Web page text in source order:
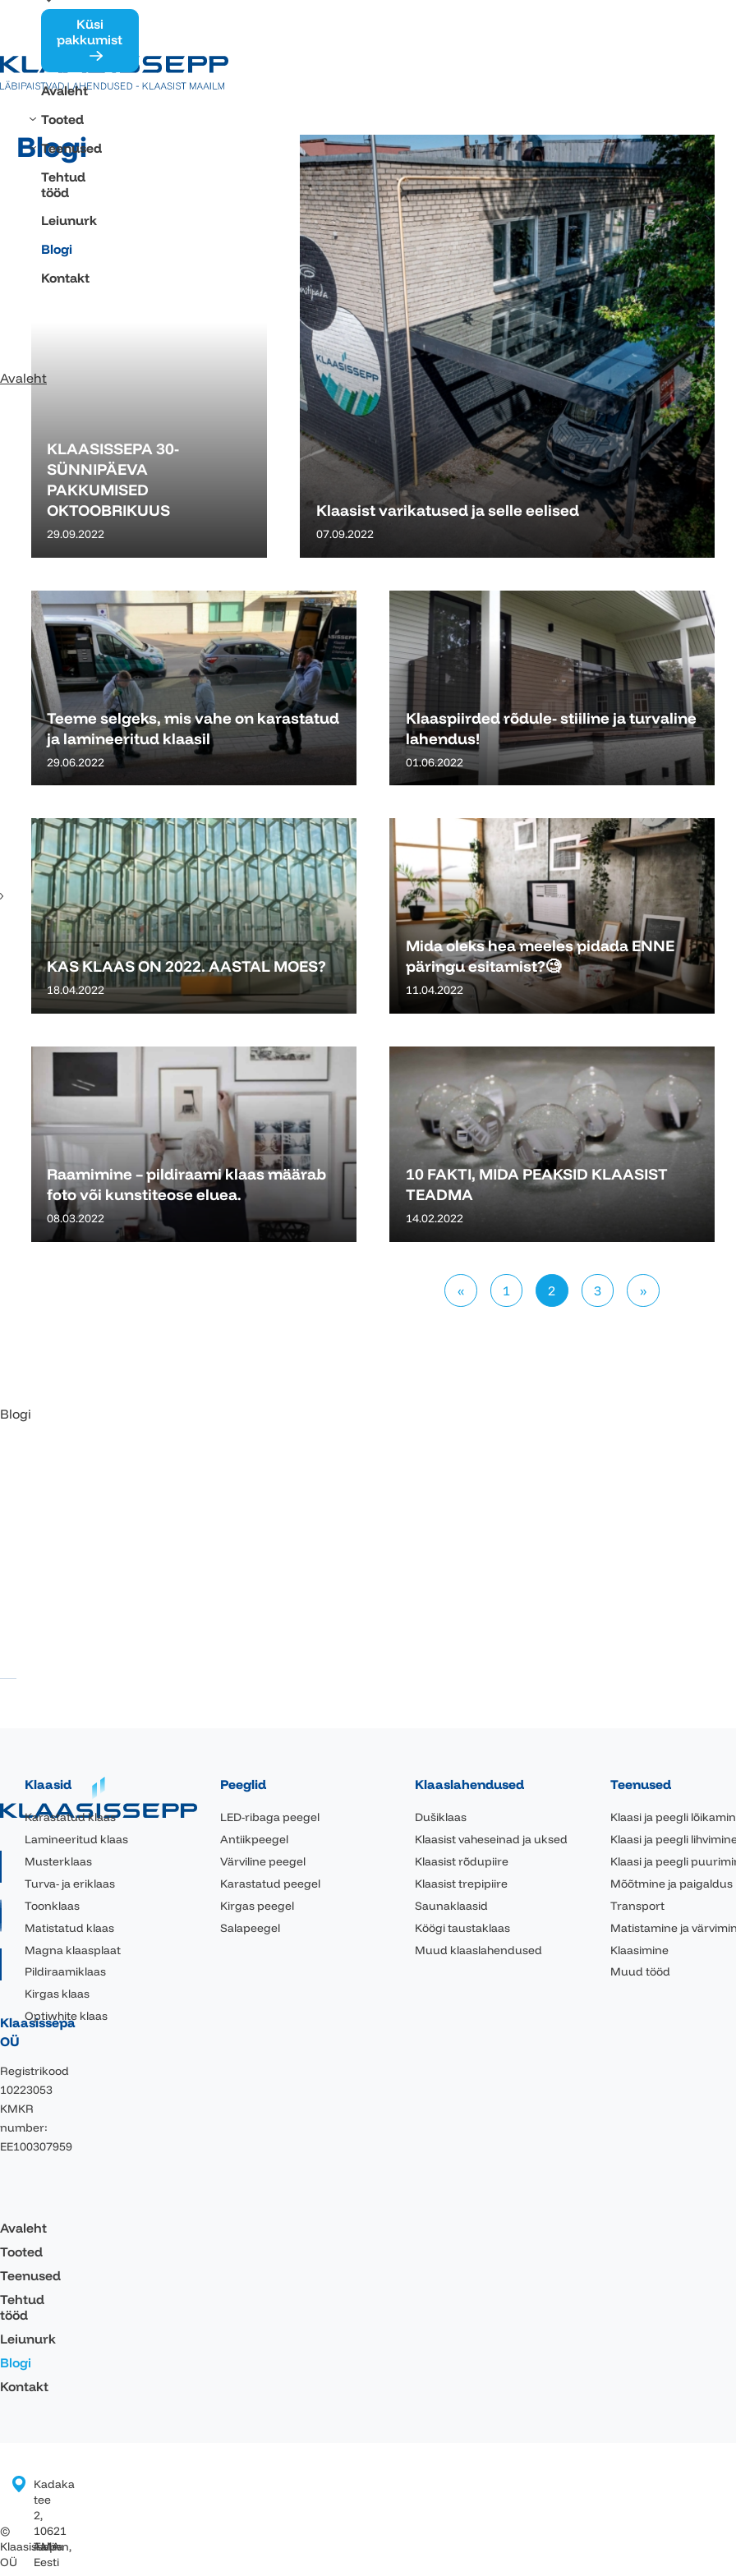
Küsi
pakkumist
Avaleht
Tooted
Teenused
Tehtud
tööd
Leiunurk
Blogi
Kontakt
Avaleht
Blogi
Blogi
KLAASISSEPA 30-
SÜNNIPÄEVA
PAKKUMISED
OKTOOBRIKUUS
29.09.2022
Klaasist varikatused ja selle eelised
07.09.2022
Teeme selgeks, mis vahe on karastatud
ja lamineeritud klaasil
29.06.2022
Klaaspiirded rõdule- stiiline ja turvaline
lahendus!
01.06.2022
KAS KLAAS ON 2022. AASTAL MOES?
18.04.2022
Mida oleks hea meeles pidada ENNE
päringu esitamist?🧐
11.04.2022
Raamimine – pildiraami klaas määrab
foto või kunstiteose eluea.
08.03.2022
10 FAKTI, MIDA PEAKSID KLAASIST
TEADMA
14.02.2022
« 1 2 3 »
Klaasissepa
OÜ
Registrikood
10223053
KMKR
number:
EE100307959
Klaasid
Karastatud klaas
Lamineeritud klaas
Musterklaas
Turva- ja eriklaas
Toonklaas
Matistatud klaas
Magna klaasplaat
Pildiraamiklaas
Kirgas klaas
Optiwhite klaas
Peeglid
LED-ribaga peegel
Antiikpeegel
Värviline peegel
Karastatud peegel
Kirgas peegel
Salapeegel
Klaaslahendused
Dušiklaas
Klaasist vaheseinad ja uksed
Klaasist rõdupiire
Klaasist trepipiire
Saunaklaasid
Köögi taustaklaas
Muud klaaslahendused
Teenused
Klaasi ja peegli
Klaasi ja peegli
Klaasi ja peegli
Mõõtmine ja paigaldus
Transport
Matistamine ja
Klaasimine
Muud tööd
Avaleht
Tooted
Teenused
Tehtud
tööd
Leiunurk
Blogi
Kontakt
©
Klaasissepa
OÜ
Kadaka
tee
2,
10621
Tallinn,
Eesti
AMA